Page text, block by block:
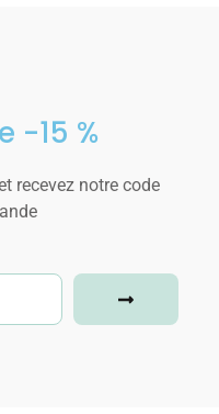
-15 %
recevez notre code